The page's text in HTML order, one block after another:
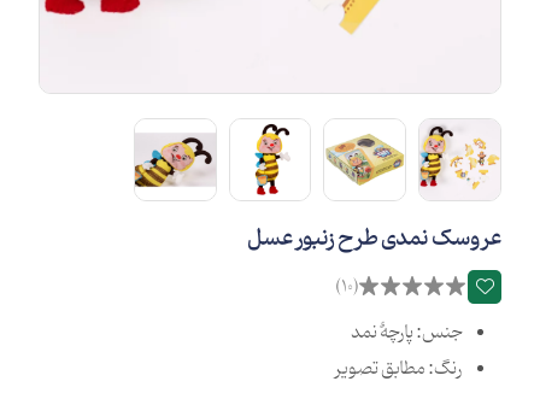
عروسک نمدی طرح زنبور عسل
(10)
جنس: پارچۀ نمد
رنگ: مطابق تصویر